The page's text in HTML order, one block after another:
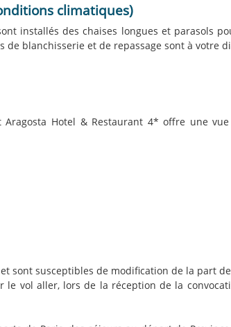
climatiques)
installés des chaises longues et parasols
blanchisserie et de repassage sont à votre
Hotel & Restaurant 4* offre une
sont susceptibles de modification de la part
le vol aller, lors de la réception de la